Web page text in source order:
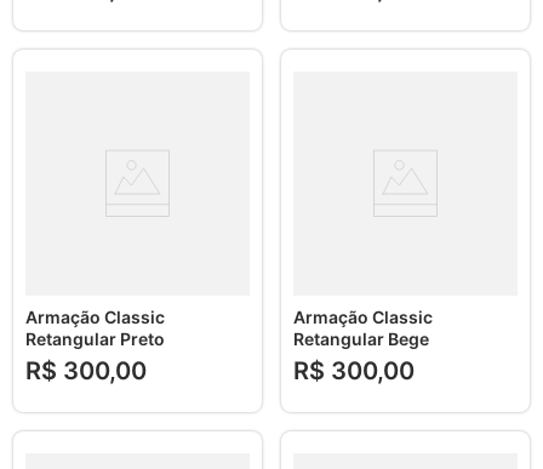
Armação Classic
Retangular Preto
R$ 300,00
Armação Classic
Retangular Bege
R$ 300,00